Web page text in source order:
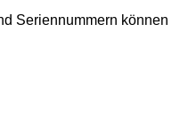
Seriennummern können